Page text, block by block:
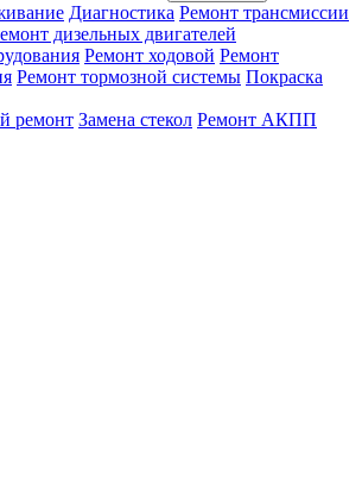
Диагностика Ремонт трансмиссии
дизельных двигателей
Ремонт ходовой Ремонт
Ремонт тормозной системы Покраска
ремонт Замена стекол Ремонт АКПП